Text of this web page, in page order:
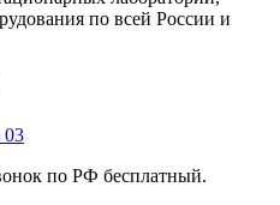
по всей России и
03
по РФ бесплатный.